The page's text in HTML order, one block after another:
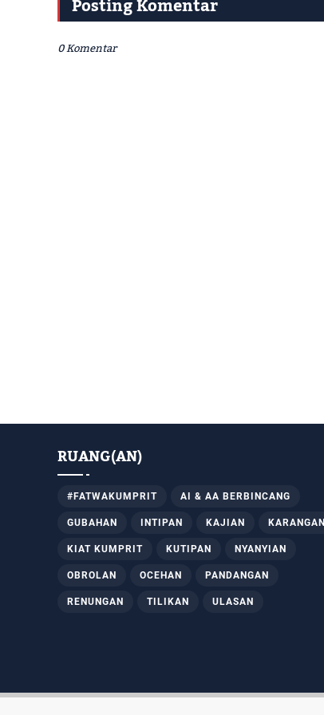
Posting Komentar
0 Komentar
RUANG(AN)
#FATWAKUMPRIT AI & AA BERBINCANG
GUBAHAN INTIPAN KAJIAN KARANGAN
KIAT KUMPRIT KUTIPAN NYANYIAN
OBROLAN OCEHAN PANDANGAN
RENUNGAN TILIKAN ULASAN